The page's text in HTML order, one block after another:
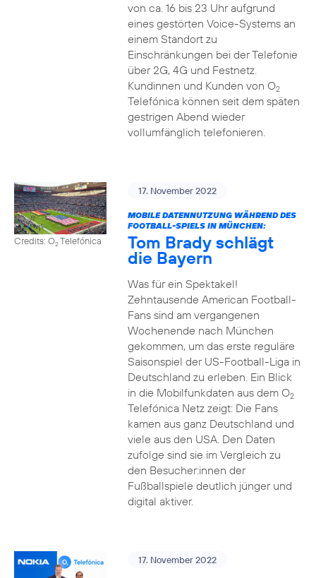
von ca. 16 bis 23 Uhr aufgrund
eines gestörten Voice-Systems an
einem Standort zu
Einschränkungen bei der Telefonie
über 2G, 4G und Festnetz.
Kundinnen und Kunden von O2
Telefónica können seit dem späten
gestrigen Abend wieder
vollumfänglich telefonieren.
Credits: O2Telefónica
17. November 2022
MOBILE DATENNUTZUNG WÄHREND DES
FOOTBALL-SPIELS IN MÜNCHEN:
Tom Brady schlägt
die Bayern
Was für ein Spektakel!
Zehntausende American Football-
Fans sind am vergangenen
Wochenende nach München
gekommen, um das erste reguläre
Saisonspiel der US-Football-Liga in
Deutschland zu erleben. Ein Blick
in die Mobilfunkdaten aus dem O2
Telefónica Netz zeigt: Die Fans
kamen aus ganz Deutschland und
viele aus den USA. Den Daten
zufolge sind sie im Vergleich zu
den Besucher:innen der
Fußballspiele deutlich jünger und
digital aktiver.
17. November 2022